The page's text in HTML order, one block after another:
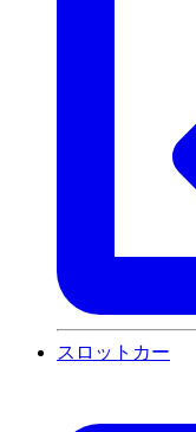
スロットカー